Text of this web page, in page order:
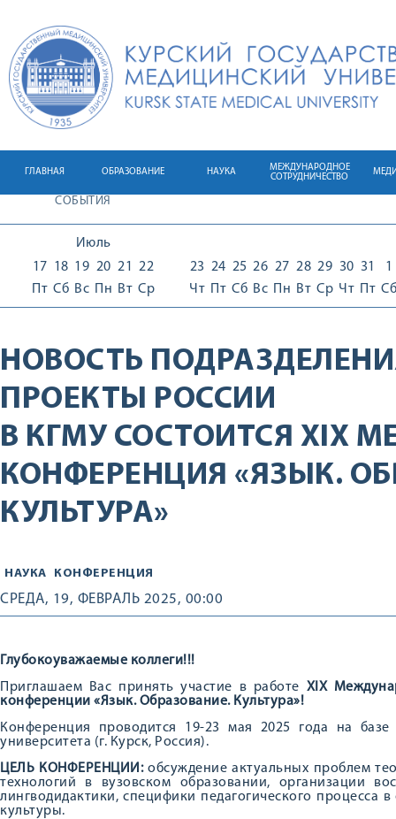
ГЛАВНАЯ ОБРАЗОВАНИЕ НАУКА
МЕЖДУНАРОДНОЕ
СОТРУДНИЧЕСТВО
СОБЫТИЯ
Июль
17
Пт
18
Сб
19
Вс
20
Пн
21
Вт
22
Ср
23
Чт
24
Пт
25
Сб
26
Вс
27
Пн
28
Вт
29
Ср
30
Чт
31
Пт
1
Сб
НОВОСТЬ
ПРОЕКТЫ РОССИИ
В КГМУ СОСТОИТСЯ XIХ
КОНФЕРЕНЦИЯ «ЯЗЫК.
КУЛЬТУРА»
НАУКА КОНФЕРЕНЦИЯ
СРЕДА, 19, ФЕВРАЛЬ 2025, 00:00
Глубокоуважаемые коллеги!!!
Приглашаем Вас принять участие в работе XIХ
конференции «Язык. Образование. Культура»!
Конференция проводится 19-23 мая 2025 года на базе
университета (г. Курск, Россия).
ЦЕЛЬ КОНФЕРЕНЦИИ:обсуждение актуальных проблем
технологий в вузовском образовании, организации
лингводидактики, специфики педагогического процесса
культуры.